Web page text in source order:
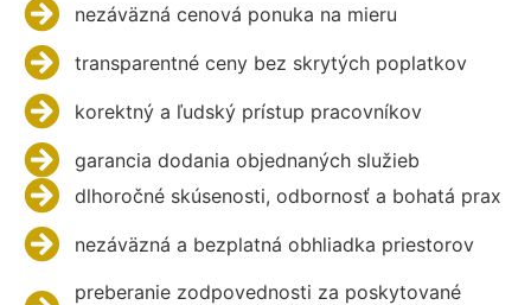
nezáväzná cenová ponuka na mieru
transparentné ceny bez skrytých poplatkov
korektný a ľudský prístup pracovníkov
garancia dodania objednaných služieb
dlhoročné skúsenosti, odbornosť a bohatá prax
nezáväzná a bezplatná obhliadka priestorov
preberanie zodpovednosti za poskytované